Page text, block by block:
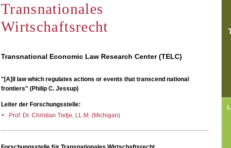
Transnationales
Wirtschaftsrecht
Transnational Economic Law Research Center (TELC)
"[A]ll law which regulates actions or events that transcend national
frontiers" (Philip C. Jessup)
Leiter der Forschungsstelle:
Prof. Dr. Christian Tietje, LL.M. (Michigan)